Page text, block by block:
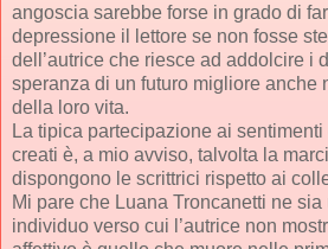
angoscia sarebbe forse in grado di
depressione il lettore se non fosse
dell’autrice che riesce ad addolcire i
speranza di un futuro migliore anche
della loro vita.
La tipica partecipazione ai
creati è, a mio avviso, talvolta la
dispongono le scrittrici rispetto ai
Mi pare che Luana Troncanetti ne sia
individuo verso cui l’autrice non